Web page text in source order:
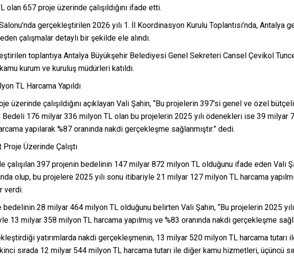
657 proje üzerinde çalışıldığını ifade etti.
gerçekleştirilen 2026 yılı 1. İl Koordinasyon Kurulu Toplantısı’nda, Antalya
çalışmalar detaylı bir şekilde ele alındı.
toplantıya Antalya Büyükşehir Belediyesi Genel Sekreteri Cansel Çevikol
kurum ve kuruluş müdürleri katıldı.
TL Harcama Yapıldı
üzerinde çalışıldığını açıklayan Vali Şahin, “Bu projelerin 397’si genel ve özel
176 milyar 336 milyon TL olan bu projelerin 2025 yılı ödenekleri ise 39 milyar
yapılarak %87 oranında nakdi gerçekleşme sağlanmıştır.” dedi.
Üzerinde Çalıştı
397 projenin bedelinin 147 milyar 872 milyon TL olduğunu ifade eden Vali
olup, bu projelere 2025 yılı sonu itibariyle 21 milyar 127 milyon TL harcama
verdi.
28 milyar 464 milyon TL olduğunu belirten Vali Şahin, “Bu projelerin 2025
13 milyar 358 milyon TL harcama yapılmış ve %83 oranında nakdi gerçekleşme
yatırımlarda nakdi gerçekleşmenin, 13 milyar 520 milyon TL harcama tutarı
sırada 12 milyar 544 milyon TL harcama tutarı ile diğer kamu hizmetleri, üçüncü